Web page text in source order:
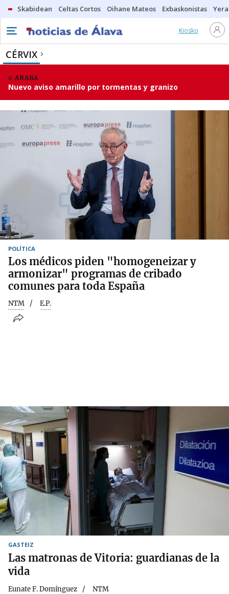
Skabidean Celtas Cortos Oihane Mateos Exbaskonistas
Kiosko
CÉRVIX
ARABA
Nuevo aviso amarillo por tormentas y granizo
POLÍTICA
Los médicos piden "homogeneizar y
armonizar" programas de cribado
comunes para toda España
NTM E.P.
GASTEIZ
Las matronas de Vitoria: guardianas de la
vida
Eunate F. Domínguez NTM